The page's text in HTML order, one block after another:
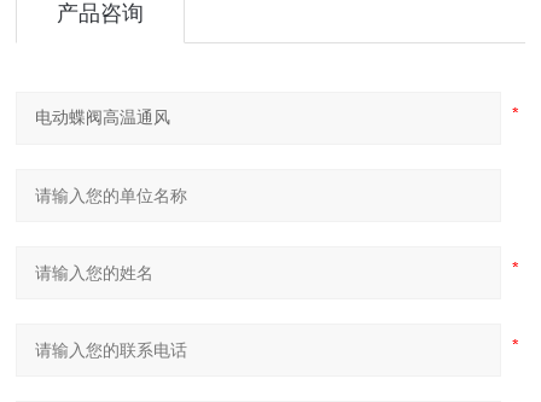
产品咨询